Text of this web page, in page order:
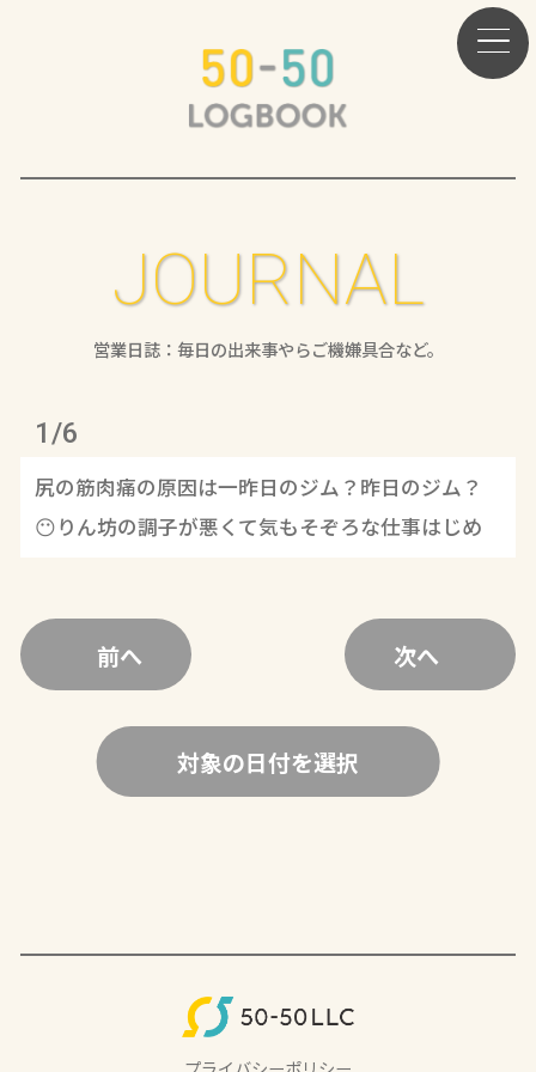
JOURNAL
営業日誌：毎日の出来事やらご機嫌具合など。
1/6
尻の筋肉痛の原因は一昨日のジム？昨日のジム？
😶りん坊の調子が悪くて気もそぞろな仕事はじめ
前へ 次へ
対象の日付を選択